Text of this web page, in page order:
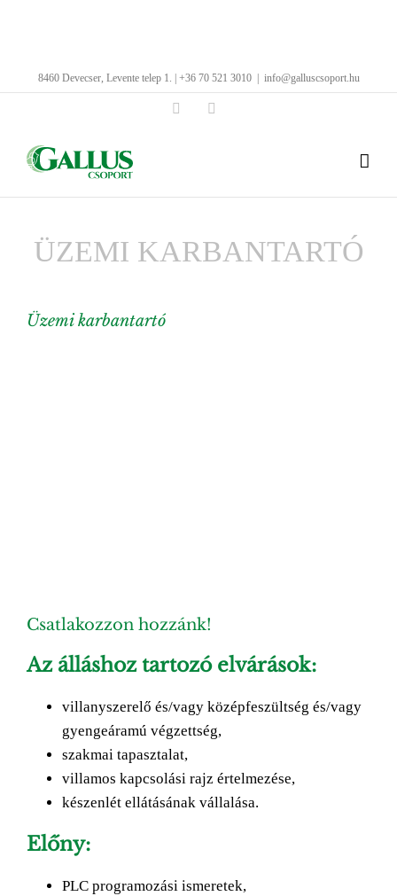
8460 Devecser, Levente telep 1. | +36 70 521 3010 info@galluscsoport.hu
Facebook
ÜZEMI KARBANTARTÓ
Üzemi karbantartó
Csatlakozzon hozzánk!
Az álláshoz tartozó elvárások:
villanyszerelő és/vagy középfeszültség és/vagy
gyengeáramú végzettség,
szakmai tapasztalat,
villamos kapcsolási rajz értelmezése,
készenlét ellátásának vállalása.
Előny:
PLC programozási ismeretek,